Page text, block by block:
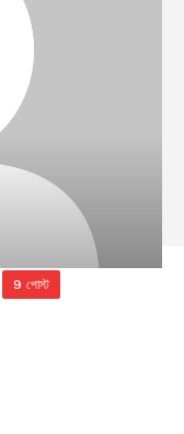
9 পোস্ট